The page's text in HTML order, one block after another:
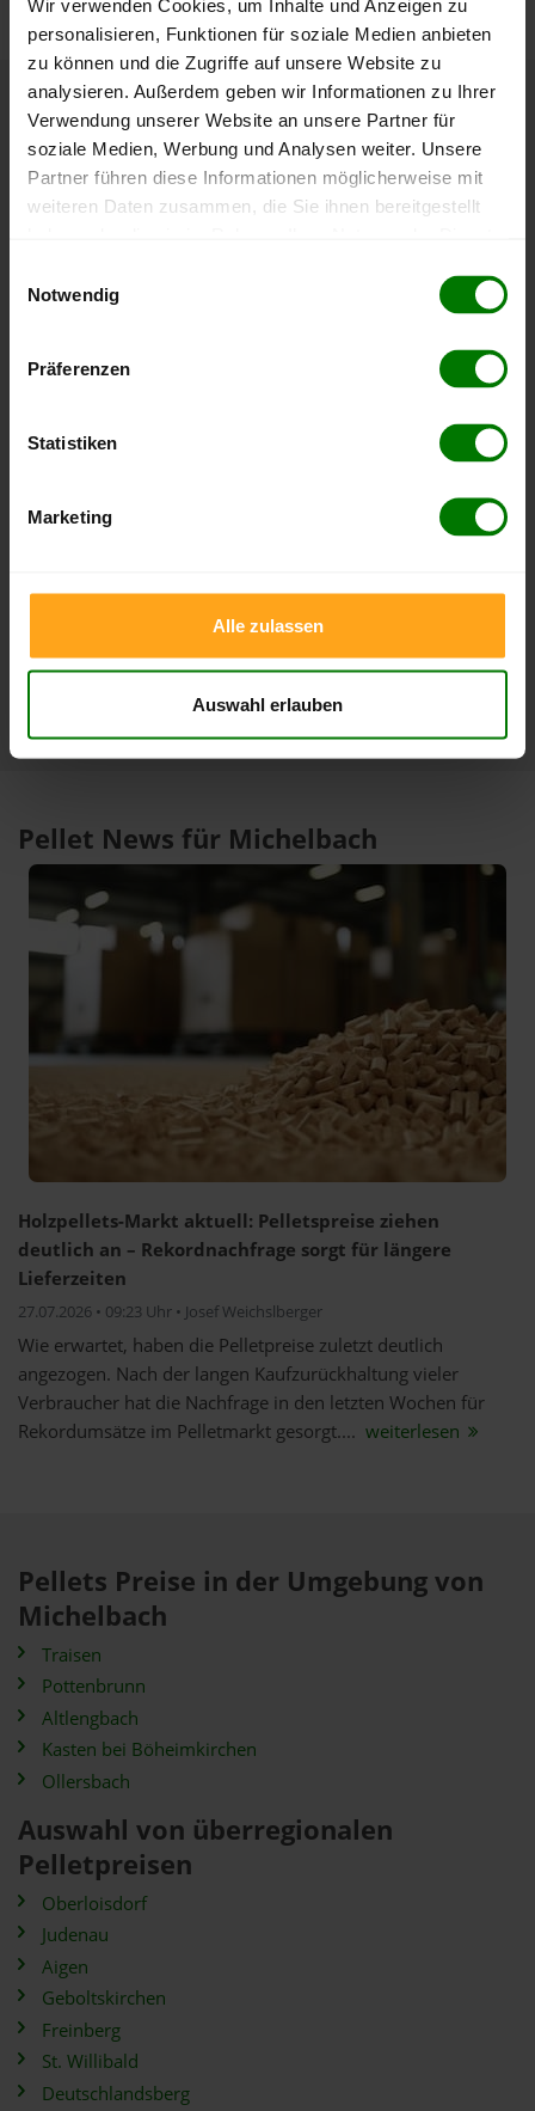
Wir verwenden Cookies, um Inhalte und Anzeigen zu
personalisieren, Funktionen für soziale Medien anbieten
zu können und die Zugriffe auf unsere Website zu
analysieren. Außerdem geben wir Informationen zu Ihrer
Verwendung unserer Website an unsere Partner für
soziale Medien, Werbung und Analysen weiter. Unsere
Partner führen diese Informationen möglicherweise mit
weiteren Daten zusammen, die Sie ihnen bereitgestellt
Notwendig
Präferenzen
Statistiken
Marketing
Alle zulassen
Auswahl erlauben
Höchst- und Tiefststände der
Pelletspreise in Michelbach
Datum zeigt, wann der Höchst- oder Tiefststand im
Tiefststand
394,99 €
08.07.2026
08.08.2026 09.05.2026
420,00 €
10.02.2026 08.08.2025
Pellet News für Michelbach
Holzpellets-Markt aktuell: Pelletspreise ziehen
deutlich an – Rekordnachfrage sorgt für längere
Lieferzeiten
27.07.2026 • 09:23 Uhr • Josef Weichslberger
Wie erwartet, haben die Pelletpreise zuletzt deutlich
angezogen. Nach der langen Kaufzurückhaltung vieler
Verbraucher hat die Nachfrage in den letzten Wochen für
Rekordumsätze im Pelletmarkt gesorgt.... weiterlesen
Pellets Preise in der Umgebung von
Michelbach
Traisen
Pottenbrunn
Altlengbach
Kasten bei Böheimkirchen
Ollersbach
Auswahl von überregionalen
Pelletpreisen
Oberloisdorf
Judenau
Aigen
Geboltskirchen
Freinberg
St. Willibald
Deutschlandsberg